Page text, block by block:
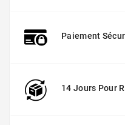
Paiement
14 Jours Pour